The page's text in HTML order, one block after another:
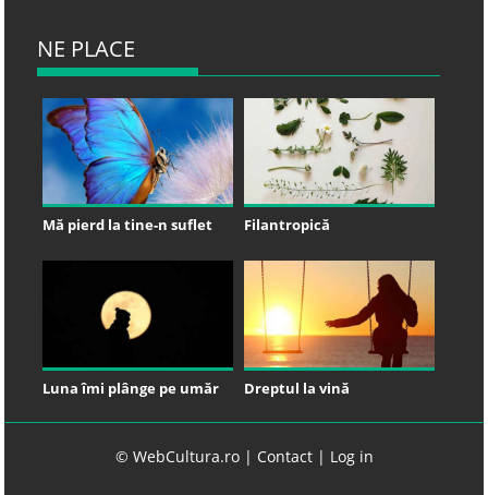
NE PLACE
Mă pierd la tine-n suflet Filantropică
Luna îmi plânge pe umăr Dreptul la vină
© WebCultura.ro | Contact| Log in